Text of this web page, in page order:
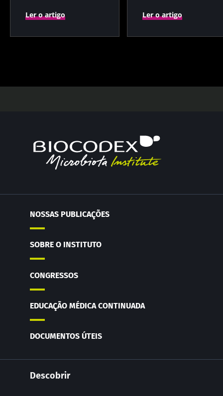
Ler o artigo
Ler o artigo
NOSSAS PUBLICAÇÕES
SOBRE O INSTITUTO
CONGRESSOS
EDUCAÇÃO MÉDICA CONTINUADA
DOCUMENTOS ÚTEIS
Descobrir